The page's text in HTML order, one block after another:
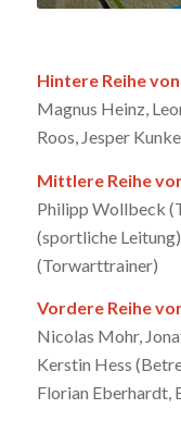
Hintere Reihe
Magnus Heinz,
Roos, Jesper
Mittlere Reihe
Philipp Wollbeck
(sportliche
(Torwarttrainer)
Vordere Reihe
Nicolas Mohr,
Kerstin Hess
Florian Eberhardt,